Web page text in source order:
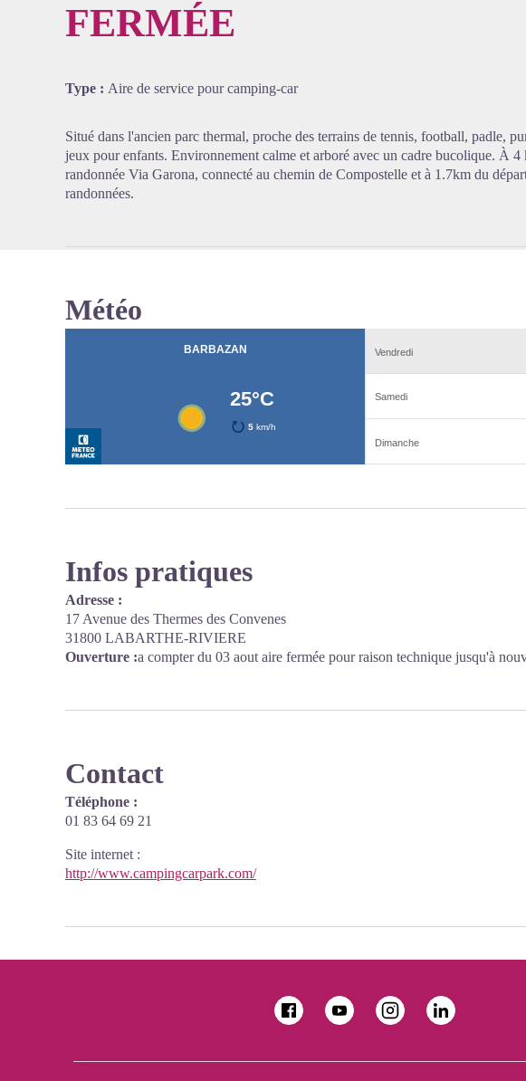
FERMÉE
Type : Aire de service pour camping-car
Situé dans l'ancien parc thermal, proche des terrains de tennis, football, padle,
jeux pour enfants. Environnement calme et arboré avec un cadre bucolique. À 4
randonnée Via Garona, connecté au chemin de Compostelle et à 1.7km du
randonnées.
Météo
Infos pratiques
Adresse :
17 Avenue des Thermes des Convenes
31800 LABARTHE-RIVIERE
Ouverture :a compter du 03 aout aire fermée pour raison technique jusqu'à
Contact
Téléphone :
01 83 64 69 21
Site internet :
http://www.campingcarpark.com/